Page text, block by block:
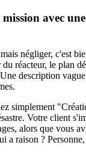
avec
négliger, c'est
réacteur, le plan
description
simplement
Votre client
alors que vous
a raison ?